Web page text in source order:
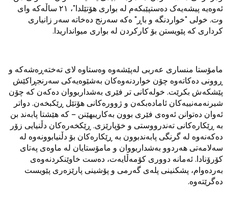
ئەوەیە پیشەیەک دەستپێبکەم لە بواری هۆتێلدا"، ٢١ ساڵەکە وای
وت. خولی "خواردنگە و باڕ" ەکە سەرنج دەخاتە سەر زانیاری
کرداری کە پێویستن بۆ کارکردن لە بواری میوانداریدا.
مامۆستا منساری عەربی لەپێشەوە وەستاوە لای تەختەڕەشەکە و
ڕوونی دەکاتەوە چۆن خواردنەوەکان بەشێوەیەکی سەرنجڕاکێش
پێشکەش بکرێت. خولەکانی تر فێری بەشداربووان دەکەن کە چۆن
شیرنەمەنییەکان ئامادەبکەن و ژوورەکانی هۆتێل ڕێکبخەن. دواتر
ئەوان دەتوانن ئەوەی فێری بوون بەکاریبهێنن – کە هێشتا پابەند بن
بە ڕێکارەکانی تەندرووستی و خۆپارێزی. ڕێکخەرەکان دڵنیایی زۆر
دەکەنەوە لە گرنگی پابەندبوون بە ڕێکارەکان بۆ دڵنیابوونەوە لە
سەلامەتی هەردوو بەشداربووان و مامۆستایان لە ماوەی پەتای
کۆرۆنادا. ئەمانە دووری کۆمەڵایەت، دەست خاوێنکردنەوەی
بەردەوام، پشکنینی پلەی گەرمی و پۆشینی پارێزەری پێویست
دەگرێتەوە.